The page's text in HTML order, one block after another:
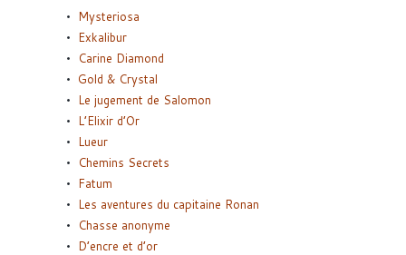
Mysteriosa
Exkalibur
Carine Diamond
Gold & Crystal
Le jugement de Salomon
L’Elixir d’Or
Lueur
Chemins Secrets
Fatum
Les aventures du capitaine Ronan
Chasse anonyme
D’encre et d’or